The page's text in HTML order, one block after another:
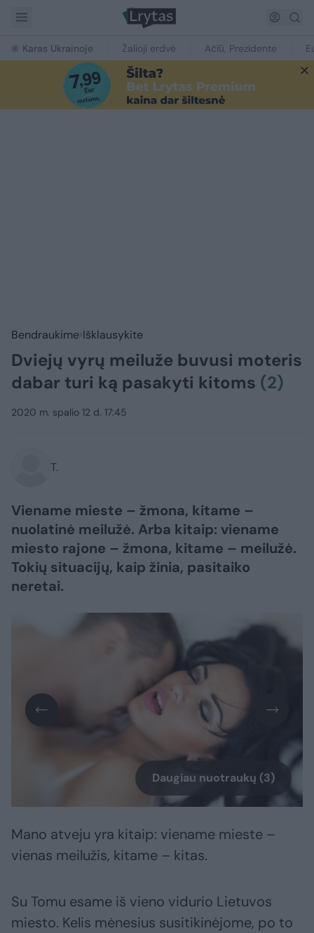
Karas Ukrainoje Žalioji erdvė Ačiū, Prezidente
Bendraukime Išklausykite
Dviejų vyrų meiluže buvusi moteris
dabar turi ką pasakyti kitoms (2)
2020 m. spalio 12 d. 17:45
T.
Viename mieste – žmona, kitame –
nuolatinė meilužė. Arba kitaip: viename
miesto rajone – žmona, kitame – meilužė.
Tokių situacijų, kaip žinia, pasitaiko
neretai.
Daugiau nuotraukų (3)
Mano atveju yra kitaip: viename mieste –
vienas meilužis, kitame – kitas.
Su Tomu esame iš vieno vidurio Lietuvos
miesto. Kelis mėnesius susitikinėjome, po to